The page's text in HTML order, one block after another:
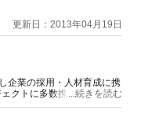
更新日：2013年04月19日
企業の採用・人材育成に携
クトに多数携わる。2021
...続きを読む